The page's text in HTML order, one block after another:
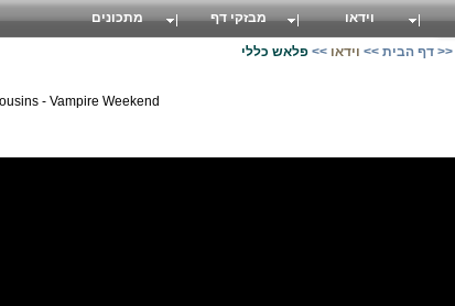
- Vampire Weekend
וידאו מבזקי דף מתכונים
דף הבית >> וידאו >> פלאש כללי >>